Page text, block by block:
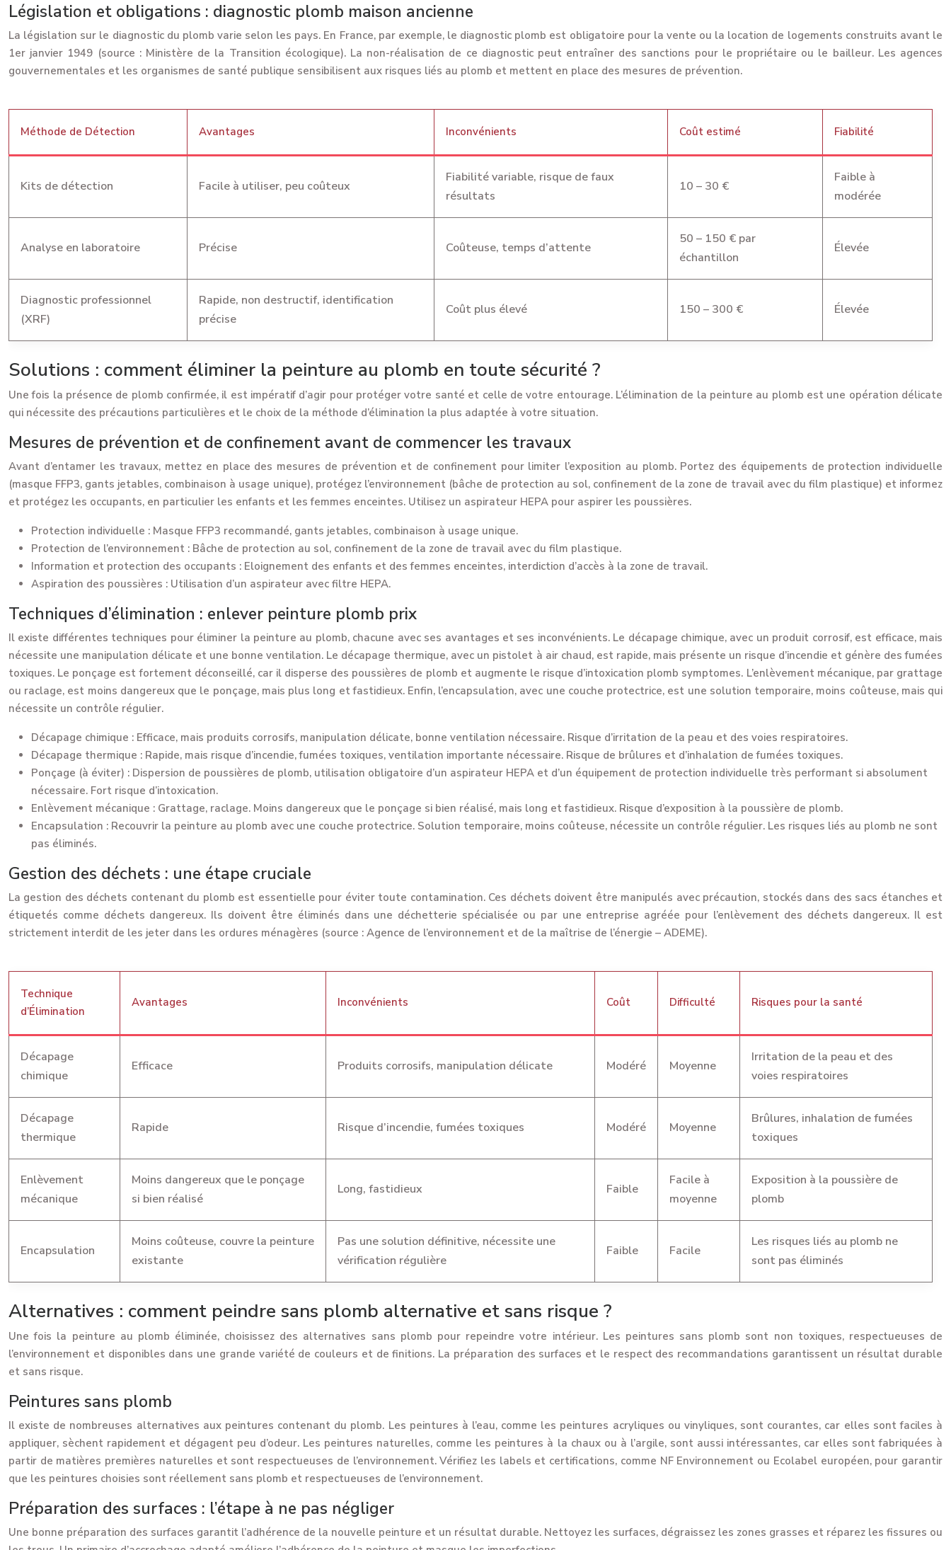
Législation et obligations : diagnostic plomb maison ancienne
La législation sur le diagnostic du plomb varie selon les pays. En France, par exemple, le diagnostic plomb est obligatoire pour la vente ou la location de logements construits avant le
1er janvier 1949 (source : Ministère de la Transition écologique). La non-réalisation de ce diagnostic peut entraîner des sanctions pour le propriétaire ou le bailleur. Les agences
gouvernementales et les organismes de santé publique sensibilisent aux risques liés au plomb et mettent en place des mesures de prévention.
Méthode de Détection Avantages Inconvénients Coût estimé Fiabilité
Kits de détection Facile à utiliser, peu coûteux
Fiabilité variable, risque de faux
résultats
10 – 30 €
Faible à
modérée
Analyse en laboratoire Précise Coûteuse, temps d’attente
50 – 150 € par
échantillon
Élevée
Diagnostic professionnel
(XRF)
Rapide, non destructif, identification
précise
Coût plus élevé 150 – 300 € Élevée
Solutions : comment éliminer la peinture au plomb en toute sécurité ?
Une fois la présence de plomb confirmée, il est impératif d’agir pour protéger votre santé et celle de votre entourage. L’élimination de la peinture au plomb est une opération délicate
qui nécessite des précautions particulières et le choix de la méthode d’élimination la plus adaptée à votre situation.
Mesures de prévention et de confinement avant de commencer les travaux
Avant d’entamer les travaux, mettez en place des mesures de prévention et de confinement pour limiter l’exposition au plomb. Portez des équipements de protection individuelle
(masque FFP3, gants jetables, combinaison à usage unique), protégez l’environnement (bâche de protection au sol, confinement de la zone de travail avec du film plastique) et informez
et protégez les occupants, en particulier les enfants et les femmes enceintes. Utilisez un aspirateur HEPA pour aspirer les poussières.
Protection individuelle : Masque FFP3 recommandé, gants jetables, combinaison à usage unique.
Protection de l’environnement : Bâche de protection au sol, confinement de la zone de travail avec du film plastique.
Information et protection des occupants : Eloignement des enfants et des femmes enceintes, interdiction d’accès à la zone de travail.
Aspiration des poussières : Utilisation d’un aspirateur avec filtre HEPA.
Techniques d’élimination : enlever peinture plomb prix
Il existe différentes techniques pour éliminer la peinture au plomb, chacune avec ses avantages et ses inconvénients. Le décapage chimique, avec un produit corrosif, est efficace, mais
nécessite une manipulation délicate et une bonne ventilation. Le décapage thermique, avec un pistolet à air chaud, est rapide, mais présente un risque d’incendie et génère des fumées
toxiques. Le ponçage est fortement déconseillé, car il disperse des poussières de plomb et augmente le risque d’intoxication plomb symptomes. L’enlèvement mécanique, par grattage
ou raclage, est moins dangereux que le ponçage, mais plus long et fastidieux. Enfin, l’encapsulation, avec une couche protectrice, est une solution temporaire, moins coûteuse, mais qui
nécessite un contrôle régulier.
Décapage chimique : Efficace, mais produits corrosifs, manipulation délicate, bonne ventilation nécessaire. Risque d’irritation de la peau et des voies respiratoires.
Décapage thermique : Rapide, mais risque d’incendie, fumées toxiques, ventilation importante nécessaire. Risque de brûlures et d’inhalation de fumées toxiques.
Ponçage (à éviter) : Dispersion de poussières de plomb, utilisation obligatoire d’un aspirateur HEPA et d’un équipement de protection individuelle très performant si absolument
nécessaire. Fort risque d’intoxication.
Enlèvement mécanique : Grattage, raclage. Moins dangereux que le ponçage si bien réalisé, mais long et fastidieux. Risque d’exposition à la poussière de plomb.
Encapsulation : Recouvrir la peinture au plomb avec une couche protectrice. Solution temporaire, moins coûteuse, nécessite un contrôle régulier. Les risques liés au plomb ne sont
pas éliminés.
Gestion des déchets : une étape cruciale
La gestion des déchets contenant du plomb est essentielle pour éviter toute contamination. Ces déchets doivent être manipulés avec précaution, stockés dans des sacs étanches et
étiquetés comme déchets dangereux. Ils doivent être éliminés dans une déchetterie spécialisée ou par une entreprise agréée pour l’enlèvement des déchets dangereux. Il est
strictement interdit de les jeter dans les ordures ménagères (source : Agence de l’environnement et de la maîtrise de l’énergie – ADEME).
Technique
d’Élimination
Avantages Inconvénients Coût Difficulté Risques pour la santé
Décapage
chimique
Efficace Produits corrosifs, manipulation délicate Modéré Moyenne
Irritation de la peau et des
voies respiratoires
Décapage
thermique
Rapide Risque d’incendie, fumées toxiques Modéré Moyenne
Brûlures, inhalation de fumées
toxiques
Enlèvement
mécanique
Moins dangereux que le ponçage
si bien réalisé
Long, fastidieux Faible
Facile à
moyenne
Exposition à la poussière de
plomb
Encapsulation
Moins coûteuse, couvre la peinture
existante
Pas une solution définitive, nécessite une
vérification régulière
Faible Facile
Les risques liés au plomb ne
sont pas éliminés
Alternatives : comment peindre sans plomb alternative et sans risque ?
Une fois la peinture au plomb éliminée, choisissez des alternatives sans plomb pour repeindre votre intérieur. Les peintures sans plomb sont non toxiques, respectueuses de
l’environnement et disponibles dans une grande variété de couleurs et de finitions. La préparation des surfaces et le respect des recommandations garantissent un résultat durable
et sans risque.
Peintures sans plomb
Il existe de nombreuses alternatives aux peintures contenant du plomb. Les peintures à l’eau, comme les peintures acryliques ou vinyliques, sont courantes, car elles sont faciles à
appliquer, sèchent rapidement et dégagent peu d’odeur. Les peintures naturelles, comme les peintures à la chaux ou à l’argile, sont aussi intéressantes, car elles sont fabriquées à
partir de matières premières naturelles et sont respectueuses de l’environnement. Vérifiez les labels et certifications, comme NF Environnement ou Ecolabel européen, pour garantir
que les peintures choisies sont réellement sans plomb et respectueuses de l’environnement.
Préparation des surfaces : l’étape à ne pas négliger
Une bonne préparation des surfaces garantit l’adhérence de la nouvelle peinture et un résultat durable. Nettoyez les surfaces, dégraissez les zones grasses et réparez les fissures ou